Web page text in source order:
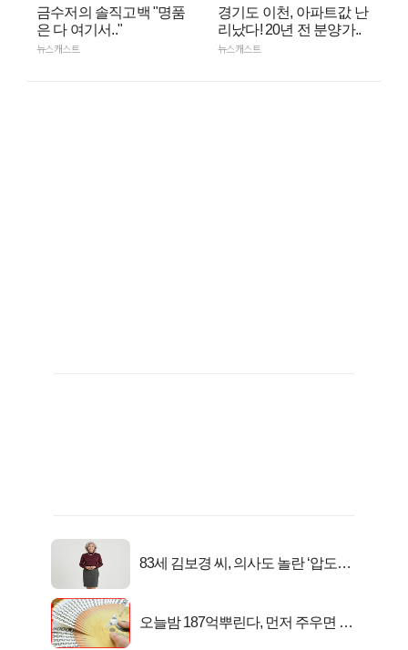
금수저의 솔직고백 "명품
은 다 여기서.."
뉴스캐스트
경기도 이천, 아파트값 난
리났다! 20년 전 분양가..
뉴스캐스트
83세 김보경 씨, 의사도 놀란 ‘압도적
오늘밤 187억뿌린다, 먼저 주우면 최